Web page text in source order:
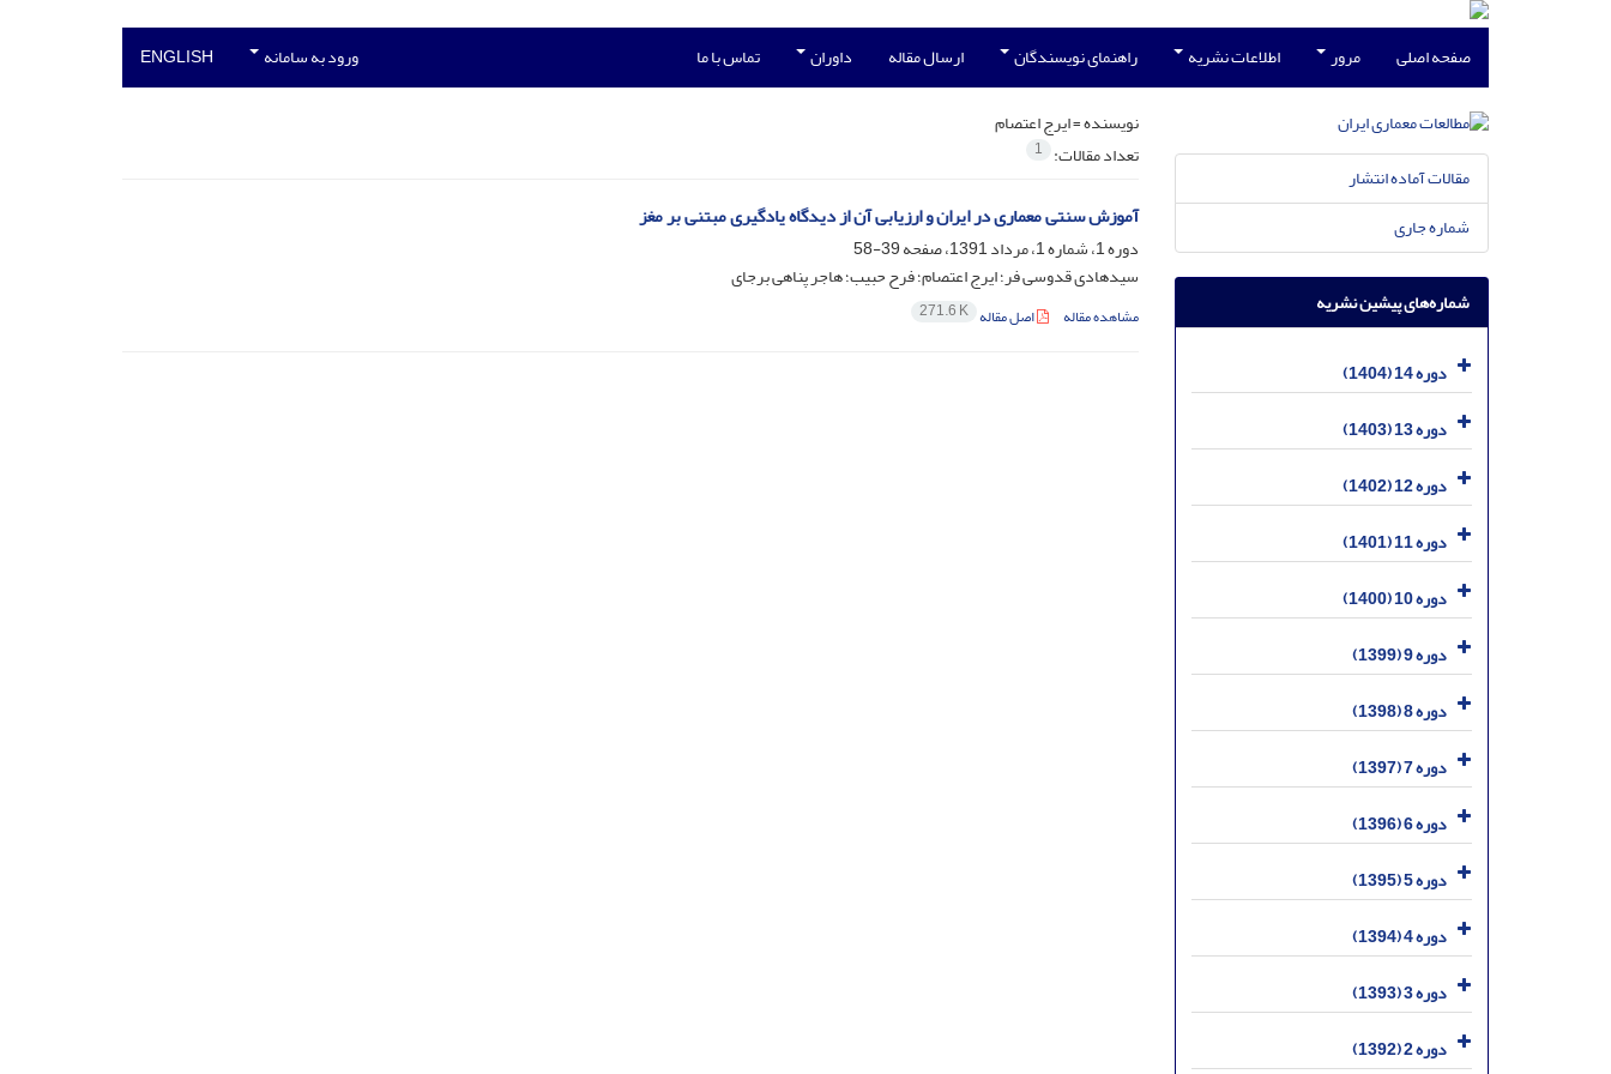
صفحه اصلی مرور اطلاعات نشریه راهنمای نویسندگان ارسال مقاله داوران تماس با ما ورود به سامانه ENGLISH
نویسنده =ایرج اعتصام
تعداد مقالات: 1
آموزش سنتی معماری در ایران و ارزیابی آن از دیدگاه یادگیری مبتنی بر مغز
دوره 1، شماره 1، مرداد 1391، صفحه
39-58
سیدهادی قدوسی فر؛ ایرج اعتصام؛ فرح حبیب؛ هاجر پناهی برجای
مشاهده مقاله اصل مقاله 271.6 K
مقالات آماده انتشار
شماره جاری
شماره‌های پیشین نشریه
دوره 14 (1404)
دوره 13 (1403)
دوره 12 (1402)
دوره 11 (1401)
دوره 10 (1400)
دوره 9 (1399)
دوره 8 (1398)
دوره 7 (1397)
دوره 6 (1396)
دوره 5 (1395)
دوره 4 (1394)
دوره 3 (1393)
دوره 2 (1392)